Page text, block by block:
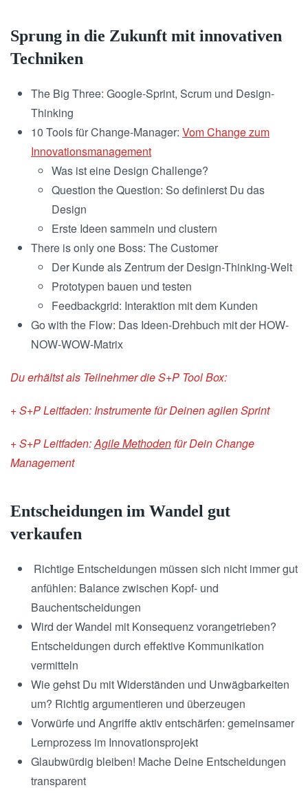
Sprung in die Zukunft mit innovativen
Techniken
The Big Three: Google-Sprint, Scrum und Design-
Thinking
10 Tools für Change-Manager: Vom Change zum
Innovationsmanagement
Was ist eine Design Challenge?
Question the Question: So definierst Du das
Design
Erste Ideen sammeln und clustern
There is only one Boss: The Customer
Der Kunde als Zentrum der Design-Thinking-Welt
Prototypen bauen und testen
Feedbackgrid: Interaktion mit dem Kunden
Go with the Flow: Das Ideen-Drehbuch mit der HOW-
NOW-WOW-Matrix
Du erhältst als Teilnehmer die S+P Tool Box:
+ S+P Leitfaden: Instrumente für Deinen agilen Sprint
+ S+P Leitfaden:Agile Methodenfür Dein Change
Management
Entscheidungen im Wandel gut
verkaufen
Richtige Entscheidungen müssen sich nicht immer gut
anfühlen: Balance zwischen Kopf- und
Bauchentscheidungen
Wird der Wandel mit Konsequenz vorangetrieben?
Entscheidungen durch effektive Kommunikation
vermitteln
Wie gehst Du mit Widerständen und Unwägbarkeiten
um? Richtig argumentieren und überzeugen
Vorwürfe und Angriffe aktiv entschärfen: gemeinsamer
Lernprozess im Innovationsprojekt
Glaubwürdig bleiben! Mache Deine Entscheidungen
transparent